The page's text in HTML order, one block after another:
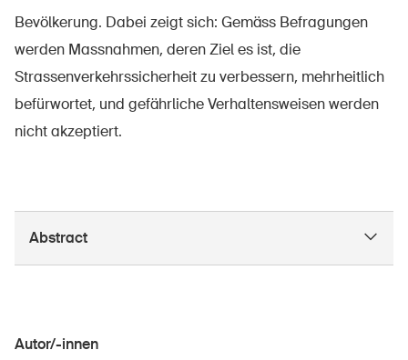
Bevölkerung. Dabei zeigt sich: Gemäss Befragungen
werden Massnahmen, deren Ziel es ist, die
Strassenverkehrssicherheit zu verbessern, mehrheitlich
befürwortet, und gefährliche Verhaltensweisen werden
nicht akzeptiert.
Abstract
Autor/-innen